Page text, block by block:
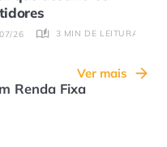
26 3 MIN DE LEITURA
Ver mais
Renda Fixa